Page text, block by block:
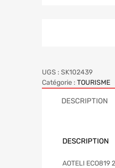
UGS : SK102439
Catégorie : TOURISME
DESCRIPTION
DESCRIPTION
AOTELI ECO819